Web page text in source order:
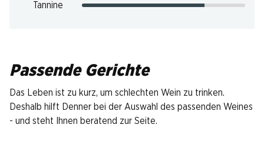
Tannine
Passende Gerichte
Das Leben ist zu kurz, um schlechten Wein zu trinken.
Deshalb hilft Denner bei der Auswahl des passenden Weines
- und steht Ihnen beratend zur Seite.